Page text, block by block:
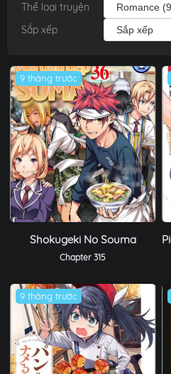
Thể loại truyện
Sắp xếp
9 tháng trước
Shokugeki No Souma
Chapter 315
9 tháng trước